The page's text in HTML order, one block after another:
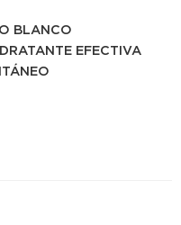
BLANCO
EFECTIVA